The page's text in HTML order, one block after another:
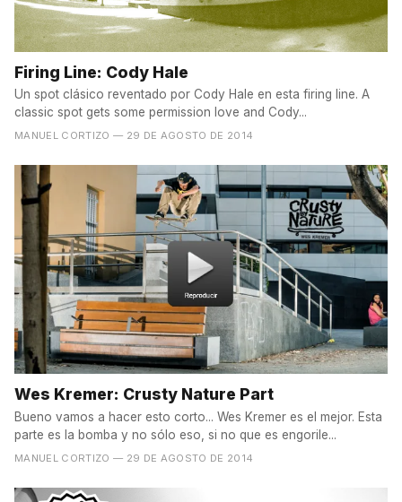
Firing Line: Cody Hale
Un spot clásico reventado por Cody Hale en esta firing line. A
classic spot gets some permission love and Cody...
MANUEL CORTIZO — 29 DE AGOSTO DE 2014
Wes Kremer: Crusty Nature Part
Bueno vamos a hacer esto corto... Wes Kremer es el mejor. Esta
parte es la bomba y no sólo eso, si no que es engorile...
MANUEL CORTIZO — 29 DE AGOSTO DE 2014